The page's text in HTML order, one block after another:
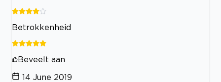
Betrokkenheid
Beveelt aan
14 June 2019